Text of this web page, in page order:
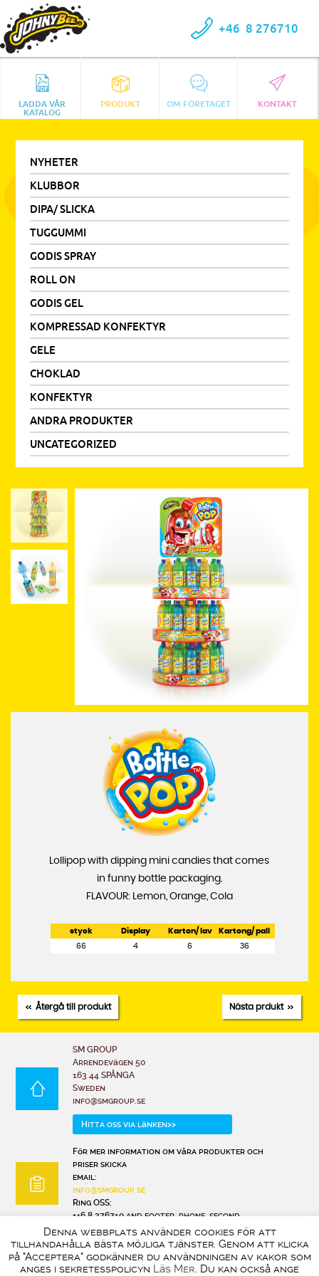
+46 8 276710
LADDA VÅR
KATALOG
PRODUKT OM FÖRETAGET KONTAKT
NYHETER
KLUBBOR
DIPA/ SLICKA
TUGGUMMI
GODIS SPRAY
ROLL ON
GODIS GEL
KOMPRESSAD KONFEKTYR
GELE
CHOKLAD
KONFEKTYR
ANDRA PRODUKTER
UNCATEGORIZED
Lollipop with dipping mini candies that comes
in funny bottle packaging.
FLAVOUR: Lemon, Orange, Cola
styck
66
Display
4
Karton/ lav
6
Kartong/ pall
36
Återgå till produkt Nästa prdukt
SM GROUP
Arrendevägen 50
163 44 SPÅNGA
Sweden
info@smgroup.se
Hitta oss via länken>>
För mer information om våra produkter och
priser skicka
email:
info@smgroup.se
Ring OSS:
+46 8 276710 and footer_phone_second
Denna webbplats använder cookies för att
tillhandahålla bästa möjliga tjänster. Genom att klicka
på "Acceptera" godkänner du användningen av kakor som
anges i sekretesspolicyn Läs Mer. Du kan också ange